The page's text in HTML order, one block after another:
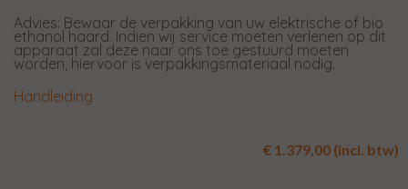
Advies: Bewaar de verpakking van uw elektrische of bio
ethanol haard. Indien wij service moeten verlenen op dit
apparaat zal deze naar ons toe gestuurd moeten
worden, hiervoor is verpakkingsmateriaal nodig.
Handleiding
€ 1.379,00 (incl. btw)